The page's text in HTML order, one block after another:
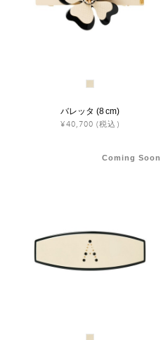
バレッタ (8 cm)
¥40,700 (税込)
Coming Soon